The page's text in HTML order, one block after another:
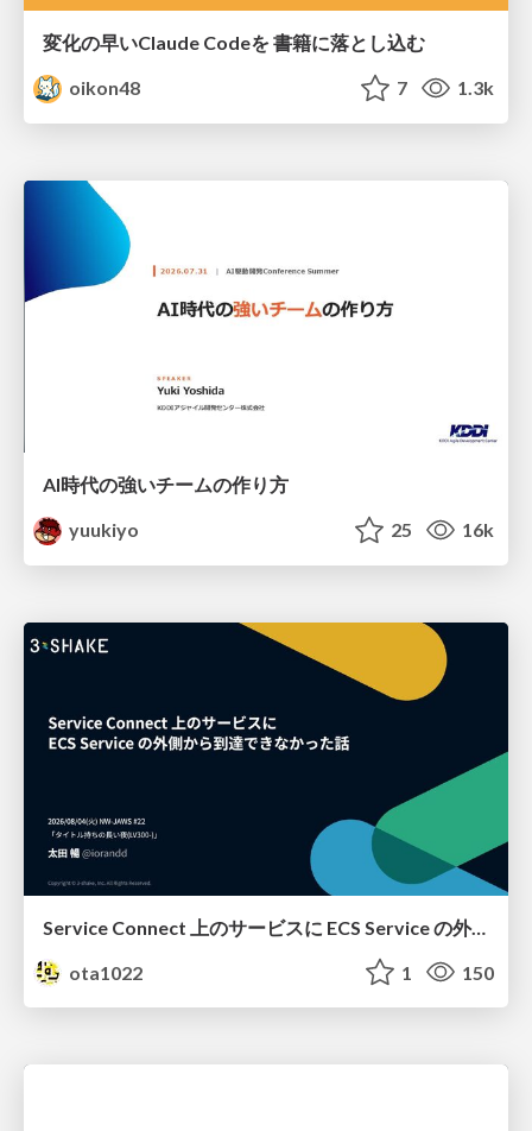
変化の早いClaude Codeを 書籍に落とし込む
oikon48
7 1.3k
AI時代の強いチームの作り方
yuukiyo
25 16k
Service Connect 上のサービスに ECS Service の外側から到達できなかった話
ota1022
1 150